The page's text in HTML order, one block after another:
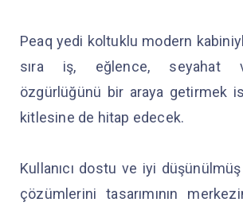
Peaq yedi koltuklu modern
sıra iş, eğlence, seyahat
özgürlüğünü bir araya getirmek
kitlesine de hitap edecek.
Kullanıcı dostu ve iyi
çözümlerini tasarımının